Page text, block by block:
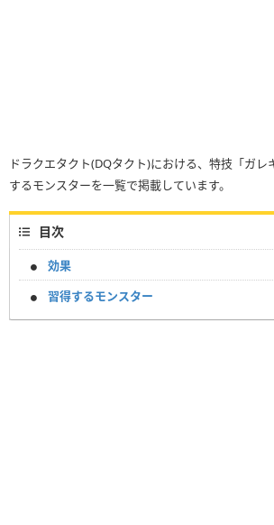
ドラクエタクト(DQタクト)における、特技「ガ
するモンスターを一覧で掲載しています。
目次
効果
習得するモンスター